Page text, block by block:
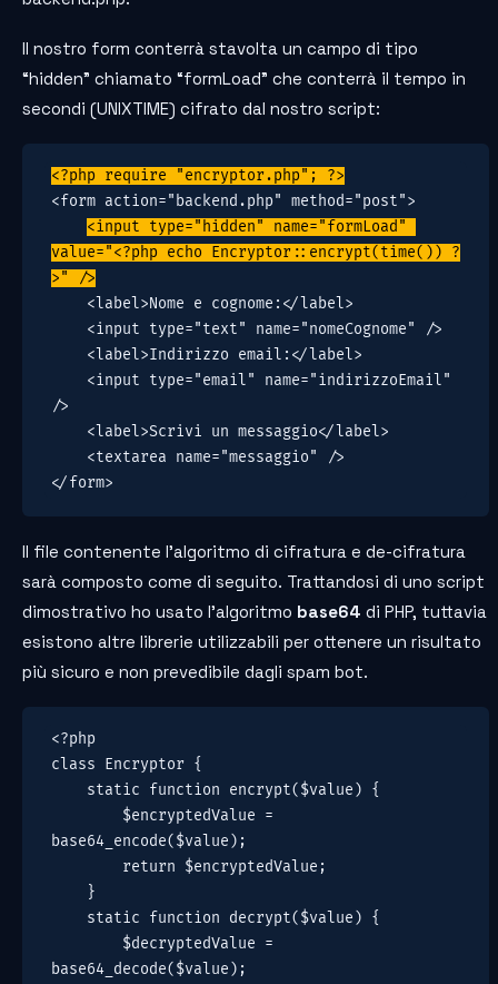
Il nostro form conterrà stavolta un campo di tipo
“hidden” chiamato “formLoad” che conterrà il tempo in
secondi (UNIXTIME) cifrato dal nostro script:
<?php require "encryptor.php"; ?>
<form action="backend.php" method="post">
<input type="hidden" name="formLoad"
value="<?php echo Encryptor::encrypt(time()) ?
>" />
/>
</form>
Il file contenente l’algoritmo di cifratura e de-cifratura
sarà composto come di seguito. Trattandosi di uno script
dimostrativo ho usato l’algoritmo base64 di PHP, tuttavia
esistono altre librerie utilizzabili per ottenere un risultato
più sicuro e non prevedibile dagli spam bot.
<?php
class Encryptor {
base64_encode($value);
base64_decode($value);